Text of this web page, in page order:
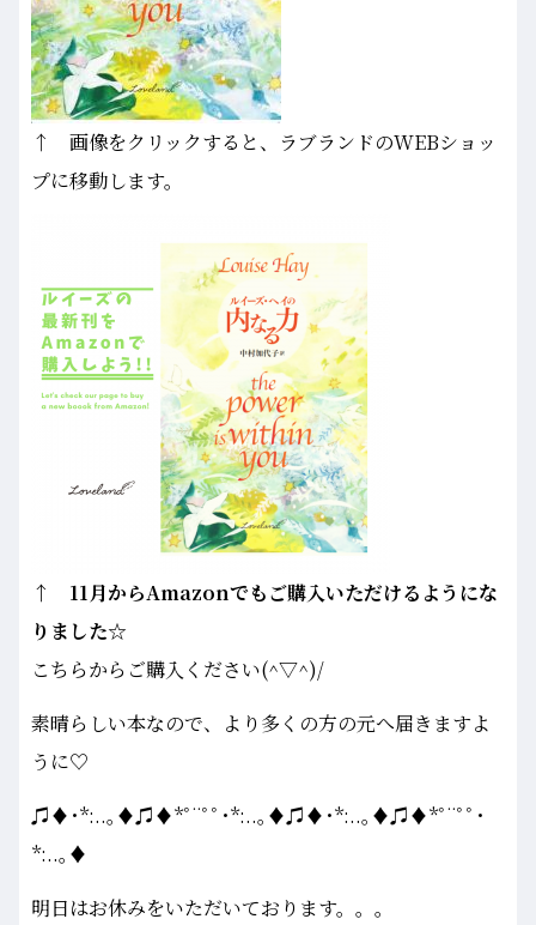
↑ 画像をクリックすると、ラブランドのWEBショッ
プに移動します。
↑ 11月からAmazonでもご購入いただけるようにな
りました☆
こちらからご購入ください(^▽^)/
素晴らしい本なので、より多くの方の元へ届きますよ
うに♡
♫♦･*:..｡♦♫♦*ﾟ¨ﾟﾟ･*:..｡♦♫♦･*:..｡♦♫♦*ﾟ¨ﾟﾟ･
*:..｡♦
明日はお休みをいただいております。。。